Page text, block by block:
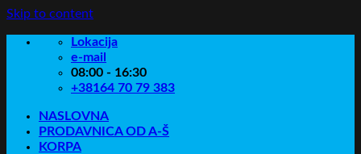
Skip to content
Lokacija
e-mail
08:00 - 16:30
+38164 70 79 383
NASLOVNA
PRODAVNICA OD A-Š
KORPA